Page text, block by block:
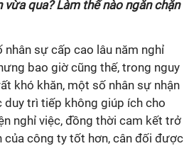
qua? Làm thế nào ngăn chặn
nhân sự cấp cao lâu năm nghỉ
bao giờ cũng thế, trong nguy
khó khăn, một số nhân sự nhận
duy trì tiếp không giúp ích cho
nghỉ việc, đồng thời cam kết trở
của công ty tốt hơn, cân đối được